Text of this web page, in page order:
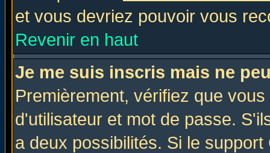
et vous devriez pouvoir vous
Revenir en haut
Je me suis inscris mais ne
Premièrement, vérifiez que
d'utilisateur et mot de passe.
a deux possibilités. Si le